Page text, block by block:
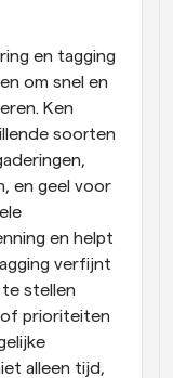
en tagging
om snel en
Ken
soorten
en geel voor
en helpt
verfijnt
stellen
prioriteiten
alleen tijd,